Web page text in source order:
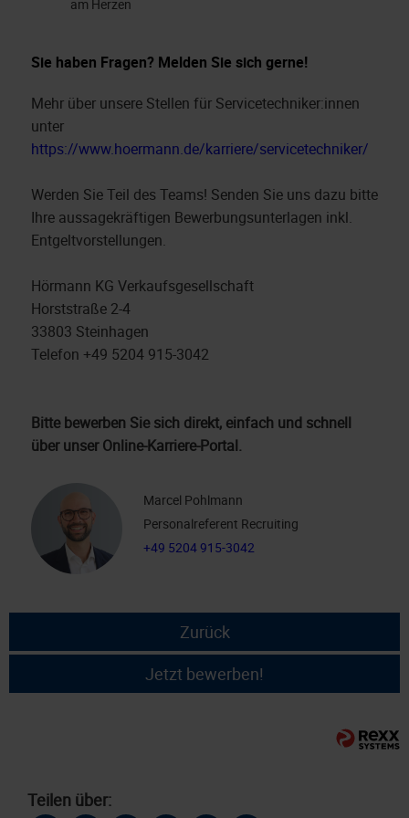
am Herzen
Sie haben Fragen? Melden Sie sich gerne!
Mehr über unsere Stellen für Servicetechniker:innen
unter
https://www.hoermann.de/karriere/servicetechniker/
Werden Sie Teil des Teams! Senden Sie uns dazu bitte
Ihre aussagekräftigen Bewerbungsunterlagen inkl.
Entgeltvorstellungen.
Hörmann KG Verkaufsgesellschaft
Horststraße 2-4
33803 Steinhagen
Telefon +49 5204 915-3042
Bitte bewerben Sie sich direkt, einfach und schnell
über unser Online-Karriere-Portal.
Marcel Pohlmann
Personalreferent Recruiting
+49 5204 915-3042
Zurück
Jetzt bewerben!
Teilen über: